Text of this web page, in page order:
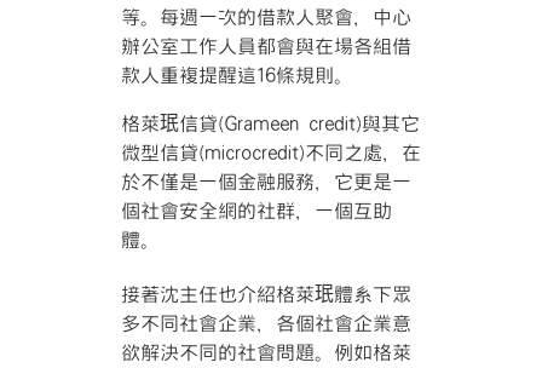
等。每週一次的借款人聚會，中心
辦公室工作人員都會與在場各組借
款人重複提醒這16條規則。
格萊珉信貸(Grameen credit)與其它
微型信貸(microcredit)不同之處，在
於不僅是一個金融服務，它更是一
個社會安全網的社群，一個互助
體。
接著沈主任也介紹格萊珉體系下眾
多不同社會企業，各個社會企業意
欲解決不同的社會問題。例如格萊